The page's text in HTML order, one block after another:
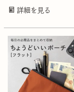
詳細を見る